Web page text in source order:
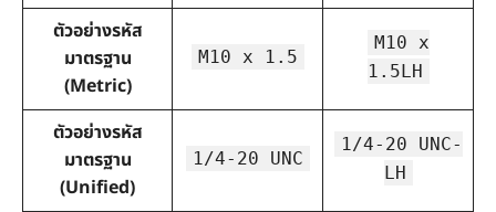
ตัวอย่างรหัส
มาตรฐาน
(Metric)
M10 x 1.5
M10 x
1.5LH
ตัวอย่างรหัส
มาตรฐาน
(Unified)
1/4-20 UNC
1/4-20 UNC-
LH